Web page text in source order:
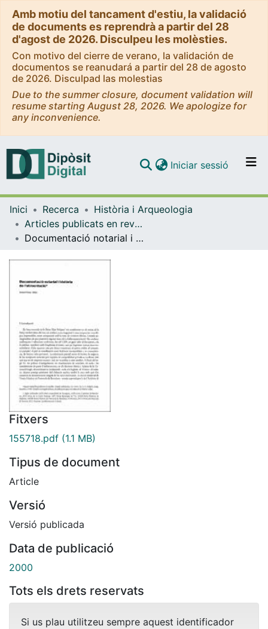
Amb motiu del tancament d'estiu, la validació
de documents es reprendrà a partir del 28
d'agost de 2026. Disculpeu les molèsties.
Con motivo del cierre de verano, la validación de
documentos se reanudará a partir del 28 de agosto
de 2026. Disculpad las molestias
Due to the summer closure, document validation will
resume starting August 28, 2026. We apologize for
any inconvenience.
Navega per tot el DD
Com publicar
Iniciar sessió (current)
Inici Recerca
Història i Arqueologia
Articles publicats en revistes (Història i Arqueologia)
Documentació notarial i història de l'alimentació
Fitxers
155718.pdf (1.1 MB)
Tipus de document
Article
Versió
Versió publicada
Data de publicació
2000
Tots els drets reservats
Si us plau utilitzeu sempre aquest identificador